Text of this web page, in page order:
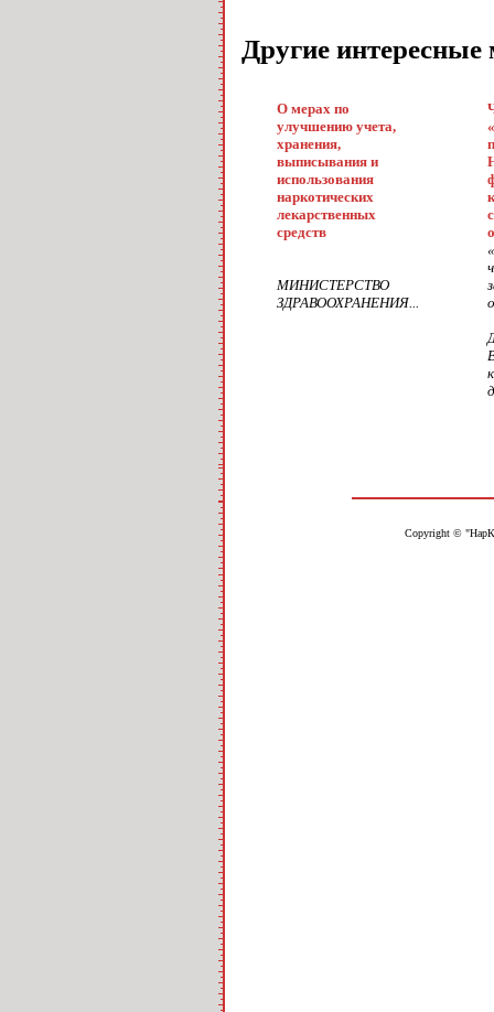
Другие
О мерах по
улучшению учета,
хранения,
выписывания и
использования
наркотических
лекарственных
средств
МИНИСТЕРСТВО
ЗДРАВООХРАНЕНИЯ...
Copyright ©